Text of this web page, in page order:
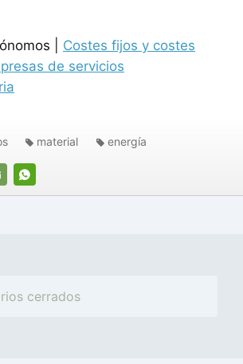
| Costes fijos y costes
de servicios
WHATSAPP
material energía
cerrados